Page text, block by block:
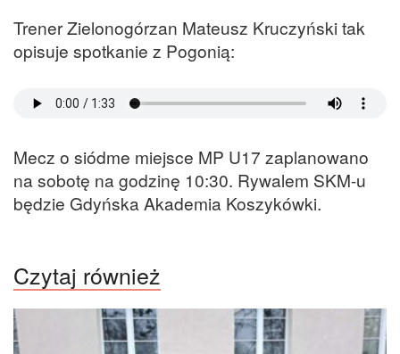
Trener Zielonogórzan Mateusz Kruczyński tak
opisuje spotkanie z Pogonią:
Mecz o siódme miejsce MP U17 zaplanowano
na sobotę na godzinę 10:30. Rywalem SKM-u
będzie Gdyńska Akademia Koszykówki.
Czytaj również